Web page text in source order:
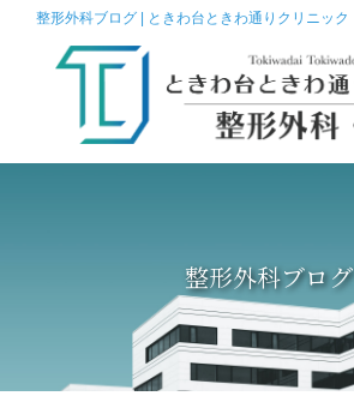
整形外科ブログ | ときわ台ときわ通りクリニック
整形外科ブログ